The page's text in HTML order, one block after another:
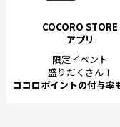
COCORO STORE
アプリ
限定イベント
盛りだくさん！
ココロポイントの付与率